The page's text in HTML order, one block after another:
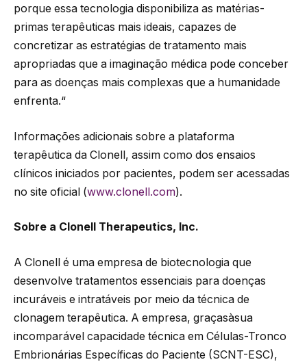
porque essa tecnologia disponibiliza as matérias-
primas terapêuticas mais ideais, capazes de
concretizar as estratégias de tratamento mais
apropriadas que a imaginação médica pode conceber
para as doenças mais complexas que a humanidade
enfrenta.“
Informações adicionais sobre a plataforma
terapêutica da Clonell, assim como dos ensaios
clínicos iniciados por pacientes, podem ser acessadas
no site oficial (www.clonell.com).
Sobre a Clonell Therapeutics, Inc.
A Clonell é uma empresa de biotecnologia que
desenvolve tratamentos essenciais para doenças
incuráveis e intratáveis por meio da técnica de
clonagem terapêutica. A empresa, graçasàsua
incomparável capacidade técnica em Células-Tronco
Embrionárias Específicas do Paciente (SCNT-ESC),